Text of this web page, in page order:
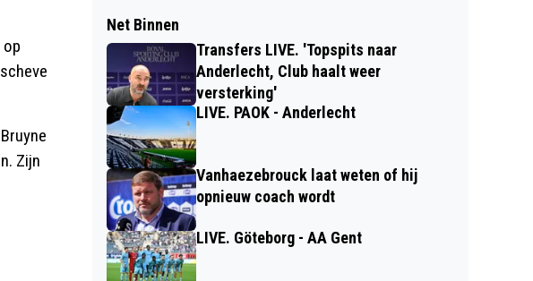
Zijn
Net Binnen
Transfers LIVE. 'Topspits naar
Anderlecht, Club haalt weer
versterking'
LIVE. PAOK - Anderlecht
Vanhaezebrouck laat weten of hij
opnieuw coach wordt
LIVE. Göteborg - AA Gent